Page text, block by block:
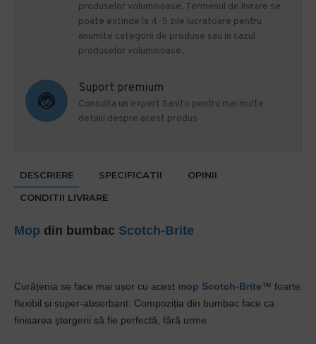
produselor voluminoase. Termenul de livrare se
poate extinde la 4-5 zile lucratoare pentru
anumite categorii de produse sau in cazul
produselor voluminoase.
Suport premium
Consulta un expert Sanito pentru mai multe
detalii despre acest produs
DESCRIERE SPECIFICATII
OPINII
CONDITII LIVRARE
Mop din bumbac Scotch-Brite
Curățenia se face mai ușor cu acest mop Scotch-Brite™ foarte
flexibil și super-absorbant. Compoziția din bumbac face ca
finisarea ștergerii să fie perfectă, fără urme.